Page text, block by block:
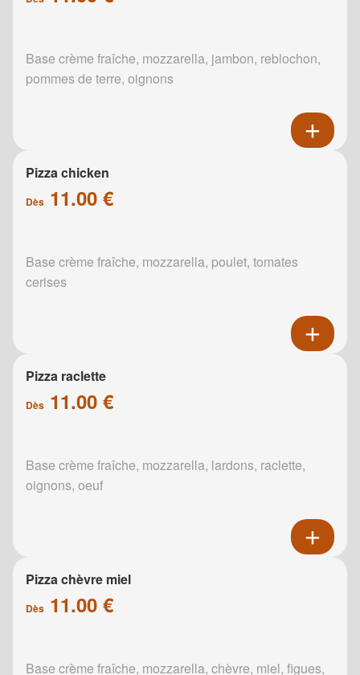
Base crème fraîche, mozzarella, jambon, reblochon,
pommes de terre, oignons
Pizza chicken
Dès 11.00 €
Base crème fraîche, mozzarella, poulet, tomates
cerises
Pizza raclette
Dès 11.00 €
Base crème fraîche, mozzarella, lardons, raclette,
oignons, oeuf
Pizza chèvre miel
Dès 11.00 €
Base crème fraîche, mozzarella, chèvre, miel, figues,